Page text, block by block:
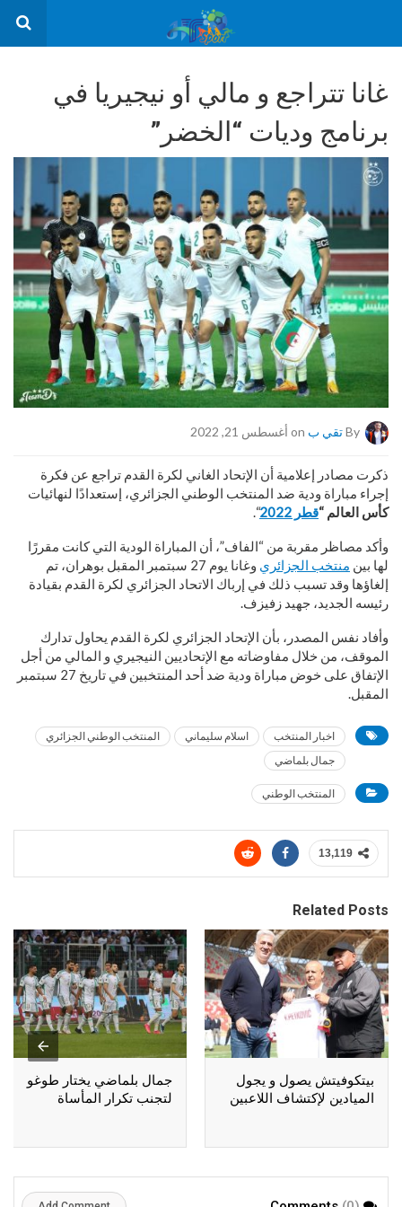
غانا تتراجع و مالي أو نيجيريا في
برنامج وديات “الخضر”
Byتقي ب
ذكرت مصادر إعلامية أن الإتحاد الغاني لكرة القدم تراجع عن فكرة
إجراء مباراة ودية ضد المنتخب الوطني الجزائري، إستعدادًا لنهائيات
كأس العالم “قطر 2022 “.
وأكد مصاظر مقربة من “الفاف”، أن المباراة الودية التي كانت مقررًا
لها بين منتخب الجزائري
وغانا يوم 27 سبتمبر المقبل بوهران، تم
إلغاؤها وقد تسبب ذلك في إرباك الاتحاد الجزائري لكرة القدم بقيادة
رئيسه الجديد، جهيد زفيزف.
وأفاد نفس المصدر، بأن الإتحاد الجزائري لكرة القدم يحاول تدارك
الموقف، من خلال مفاوضاته مع الإتحاديين النيجيري و المالي من أجل
الإتفاق على خوض مباراة ودية ضد أحد المنتخبين في تاريخ 27 سبتمبر
المقبل.
اخبار المنتخب اسلام سليماني
المنتخب الوطني الجزائري
جمال بلماضي
المنتخب الوطني
13,119
Related Posts
بيتكوفيتش يصول و يجول
الميادين لإكتشاف اللاعبين
جمال بلماضي يختار طوغو
لتجنب تكرار المأساة